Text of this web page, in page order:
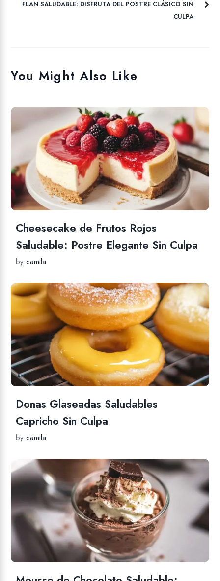
FLAN SALUDABLE: DISFRUTA DEL POSTRE CLÁSICO SIN
CULPA
You Might Also Like
Cheesecake de Frutos Rojos
Saludable: Postre Elegante Sin Culpa
bycamila
Donas Glaseadas Saludables
Capricho Sin Culpa
bycamila